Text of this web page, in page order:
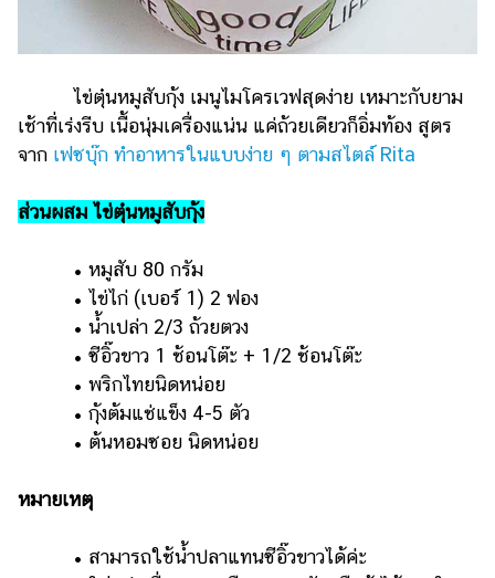
ไข่ตุ๋นหมูสับกุ้ง เมนูไมโครเวฟสุดง่าย เหมาะกับยาม
เช้าที่เร่งรีบ เนื้อนุ่มเครื่องแน่น แค่ถ้วยเดียวก็อิ่มท้อง สูตร
จาก เฟซบุ๊ก ทำอาหารในแบบง่าย ๆ ตามสไตล์ Rita
ส่วนผสม ไข่ตุ๋นหมูสับกุ้ง
• หมูสับ 80 กรัม
• ไข่ไก่ (เบอร์ 1) 2 ฟอง
• น้ำเปล่า 2/3 ถ้วยตวง
• ซีอิ๊วขาว 1 ช้อนโต๊ะ + 1/2 ช้อนโต๊ะ
• พริกไทยนิดหน่อย
• กุ้งต้มแช่แข็ง 4-5 ตัว
• ต้นหอมซอย นิดหน่อย
หมายเหตุ
• ​สามารถใช้น้ำปลาแทนซีอิ๊วขาวได้ค่ะ